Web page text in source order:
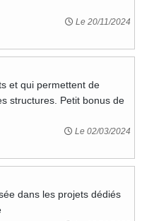
Le 20/11/2024
et qui permettent de
structures. Petit bonus de
Le 02/03/2024
dans les projets dédiés